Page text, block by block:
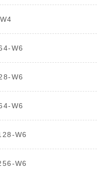
W6
W6
W6
W6
W6